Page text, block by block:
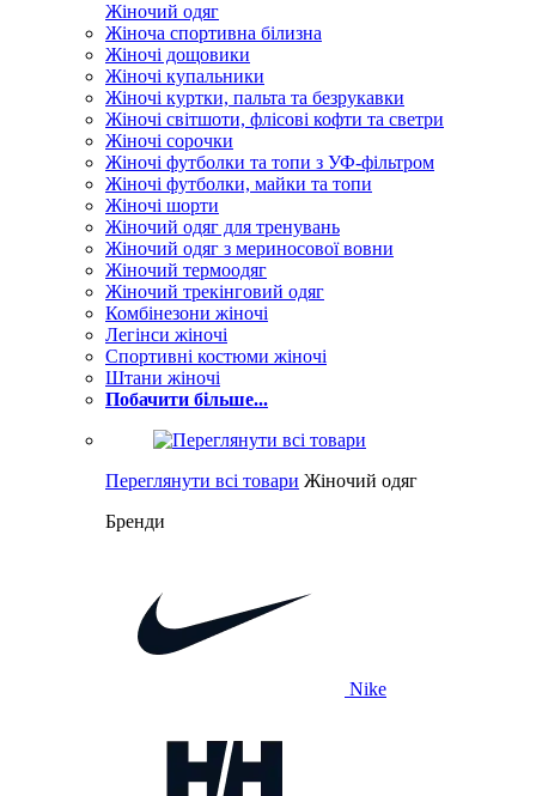
Жіночий одяг
Жіноча спортивна білизна
Жіночі дощовики
Жіночі купальники
Жіночі куртки, пальта та безрукавки
Жіночі світшоти, флісові кофти та светри
Жіночі сорочки
Жіночі футболки та топи з УФ-фільтром
Жіночі футболки, майки та топи
Жіночі шорти
Жіночий одяг для тренувань
Жіночий одяг з мериносової вовни
Жіночий термоодяг
Жіночий трекінговий одяг
Комбінезони жіночі
Легінси жіночі
Спортивні костюми жіночі
Штани жіночі
Побачити більше...
Переглянути всі товари Жіночий одяг
Бренди
Nike